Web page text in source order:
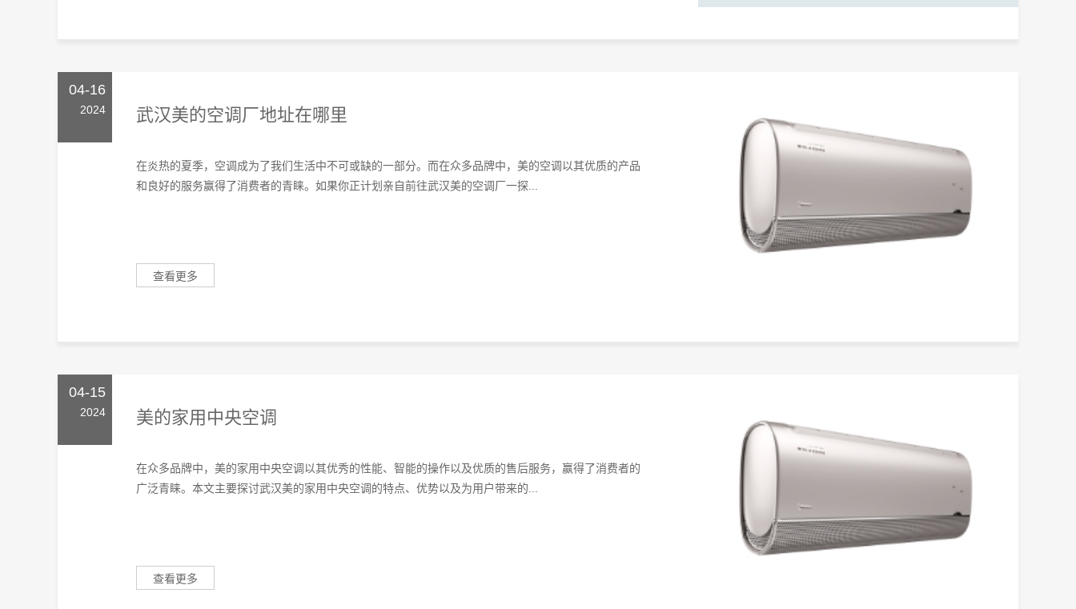
04-16
2024 武汉美的空调厂地址在哪里
在炎热的夏季，空调成为了我们生活中不可或缺的一部分。而在众多品牌中，美的空调以其优质的产品
和良好的服务赢得了消费者的青睐。如果你正计划亲自前往武汉美的空调厂一探...
查看更多
04-15
2024 美的家用中央空调
在众多品牌中，美的家用中央空调以其优秀的性能、智能的操作以及优质的售后服务，赢得了消费者的
广泛青睐。本文主要探讨武汉美的家用中央空调的特点、优势以及为用户带来的...
查看更多